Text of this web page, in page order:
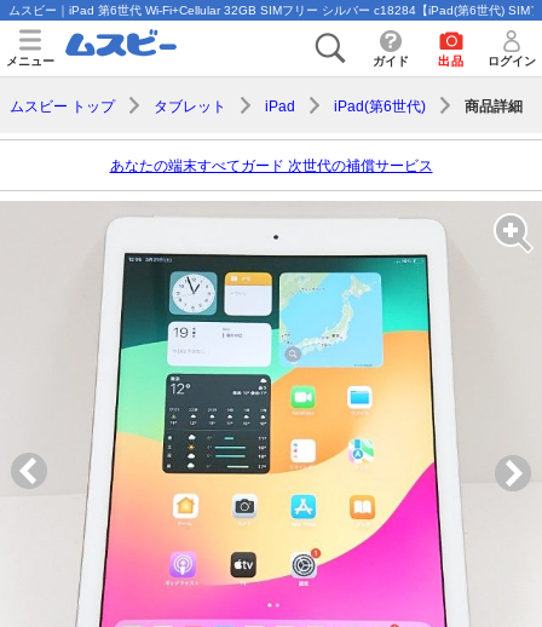
ムスビー｜iPad 第6世代 Wi-Fi+Cellular 32GB SIMフリー シルバー c18284【iPad(第6世代) SIM
メニュー ガイド 出品 ログイン
ムスビー トップ タブレット iPad iPad(第6世代) 商品詳細
あなたの端末すべてガード 次世代の補償サービス